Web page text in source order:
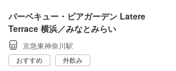
バーベキュー・ビアガーデン Latere
Terrace 横浜／みなとみらい
京急東神奈川駅
おすすめ 外飲み